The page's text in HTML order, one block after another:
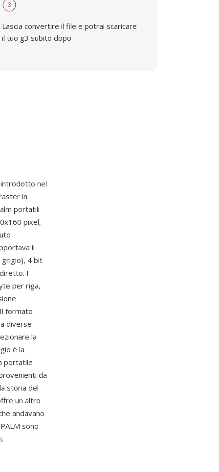
3
Lascia convertire il file e potrai scaricare
il tuo g3 subito dopo
nel
in
portatili
pixel,
il
grigio), 4 bit
I
per riga,
formato
diverse
la
è la
portatile
da
storia del
un altro
andavano
sono